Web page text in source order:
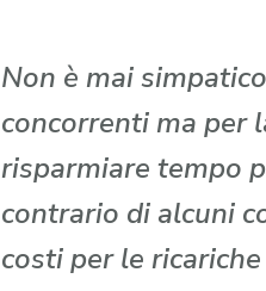
Non è mai
concorrenti ma per
risparmiare tempo
contrario di alcuni
costi per le